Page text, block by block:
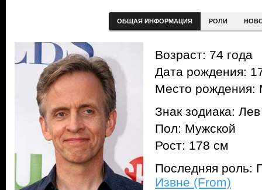
ОБЩАЯ ИНФОРМАЦИЯ РОЛИ
Возраст: 74 года
Дата рождения:
Место рождения:
Знак зодиака: Лев
Пол: Мужской
Рост: 178 см
Последняя роль:
Извне (From)